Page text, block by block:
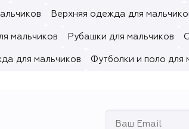
Верхняя одежда для
мальчиков Рубашки для мальчиков
для мальчиков Футболки и поло для